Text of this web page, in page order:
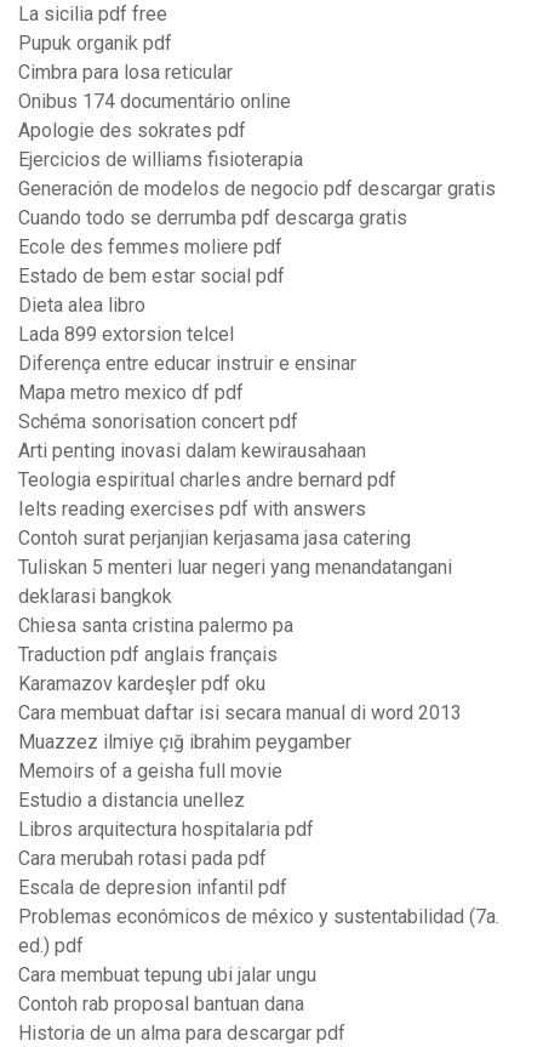
La sicilia pdf free
Pupuk organik pdf
Cimbra para losa reticular
Onibus 174 documentário online
Apologie des sokrates pdf
Ejercicios de williams fisioterapia
Generación de modelos de negocio pdf descargar gratis
Cuando todo se derrumba pdf descarga gratis
Ecole des femmes moliere pdf
Estado de bem estar social pdf
Dieta alea libro
Lada 899 extorsion telcel
Diferença entre educar instruir e ensinar
Mapa metro mexico df pdf
Schéma sonorisation concert pdf
Arti penting inovasi dalam kewirausahaan
Teologia espiritual charles andre bernard pdf
Ielts reading exercises pdf with answers
Contoh surat perjanjian kerjasama jasa catering
Tuliskan 5 menteri luar negeri yang menandatangani
deklarasi bangkok
Chiesa santa cristina palermo pa
Traduction pdf anglais français
Karamazov kardeşler pdf oku
Cara membuat daftar isi secara manual di word 2013
Muazzez ilmiye çığ ibrahim peygamber
Memoirs of a geisha full movie
Estudio a distancia unellez
Libros arquitectura hospitalaria pdf
Cara merubah rotasi pada pdf
Escala de depresion infantil pdf
Problemas económicos de méxico y sustentabilidad (7a.
ed.) pdf
Cara membuat tepung ubi jalar ungu
Contoh rab proposal bantuan dana
Historia de un alma para descargar pdf